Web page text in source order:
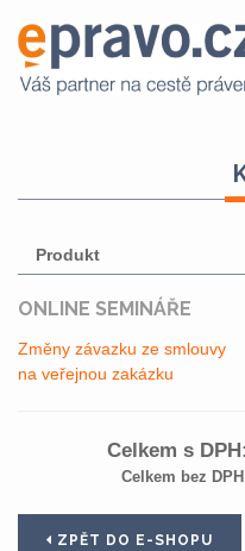
Produkt
ONLINE SEMINÁŘE
Změny závazku ze smlouvy
na veřejnou zakázku
Celkem s DPH:
Celkem bez
ZPĚT DO E-SHOPU